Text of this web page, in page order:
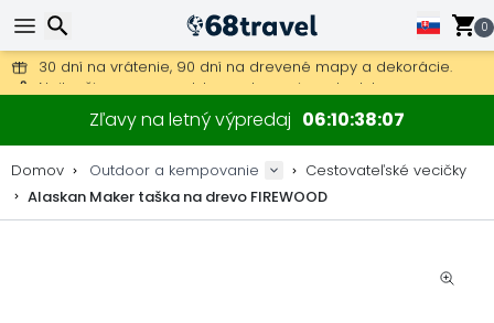
0
Poštovné zdarma na objednávky nad 49 €.
30 dní na vrátenie, 90 dní na drevené mapy a dekorácie.
Najlepšie ceny na outdoor vybavenie a doplnky.
Zľavy na letný výpredaj 06103806
Domov Outdoor a kempovanie
Cestovateľské vecičky
Alaskan Maker taška na drevo FIREWOOD
Hľadať